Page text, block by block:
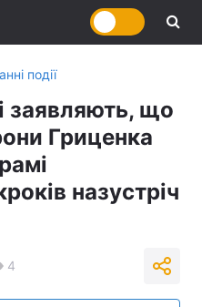
події
заявляють, що
Гриценка
назустріч
4